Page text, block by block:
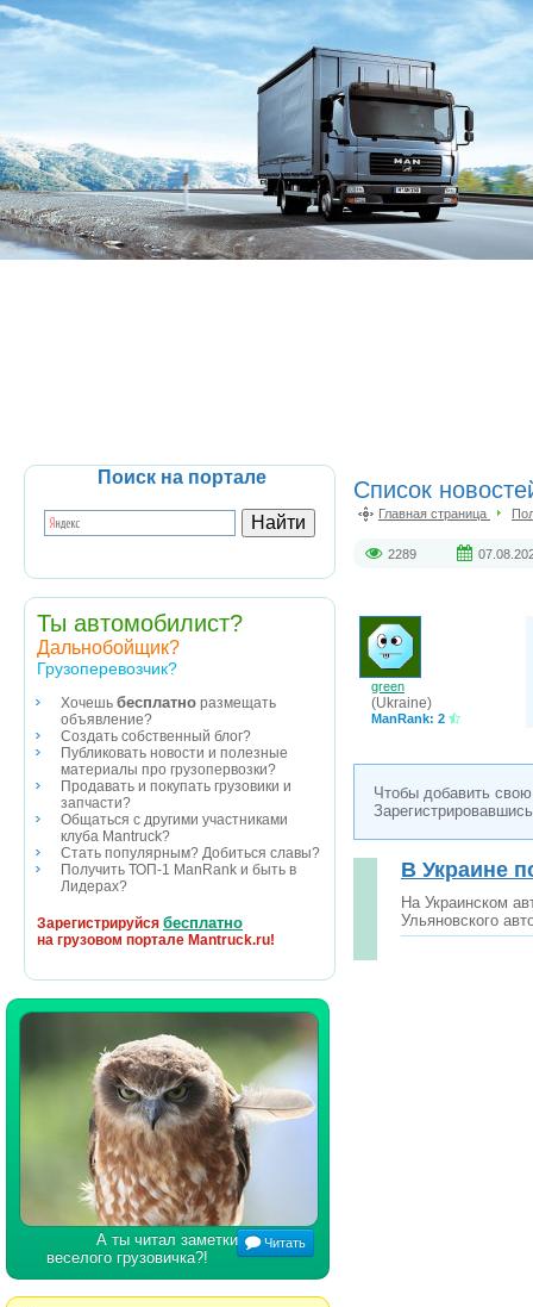
Поиск на портале
Ты автомобилист?
Дальнобойщик?
Грузоперевозчик?
Хочешь бесплатно размещать
объявление?
Создать собственный блог?
Публиковать новости и полезные
материалы про грузопервозки?
Продавать и покупать грузовики и
запчасти?
Общаться с другими участниками
клуба Mantruck?
Стать популярным? Добиться славы?
Получить ТОП-1 ManRank и быть в
Лидерах?
Зарегистрируйся бесплатно
на грузовом портале Mantruck.ru!
А ты читал заметки
веселого грузовичка?!
Читать
Список
Главная страница
2289
green
(Ukraine)
ManRank: 2
Чтобы добавить
В Украине
На Украинском
Ульяновского